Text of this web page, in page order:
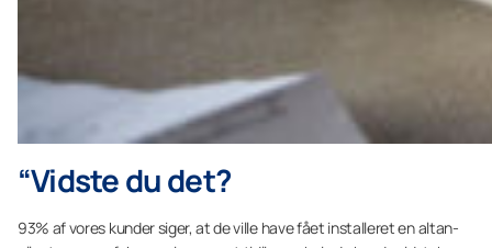
“Vidste du det?
93% af vores kunder siger, at de ville have fået installeret en altan-